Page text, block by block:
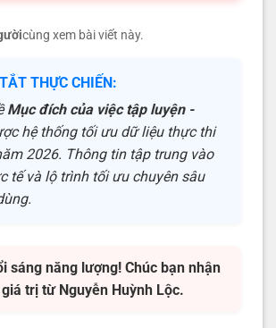
cùng xem bài viết này.
THỰC CHIẾN:
Mục đích của việc tập luyện -
hệ thống tối ưu dữ liệu thực thi
2026. Thông tin tập trung vào
tế và lộ trình tối ưu chuyên sâu
sáng năng lượng! Chúc bạn nhận
trị từ Nguyễn Huỳnh Lộc.